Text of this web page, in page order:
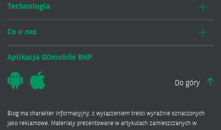
Technologia
Co u nas
Aplikacja GOmobile BNP
Do góry
Blog ma charakter informacyjny, z wyłączeniem treści wyraźnie oznaczonych
jako reklamowe. Materiały prezentowane w artykułach zamieszczanych w